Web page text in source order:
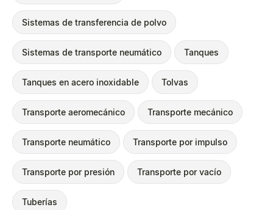
Sistemas de transferencia de polvo
Sistemas de transporte neumático Tanques
Tanques en acero inoxidable Tolvas
Transporte aeromecánico Transporte mecánico
Transporte neumático Transporte por impulso
Transporte por presión Transporte por vacío
Tuberías